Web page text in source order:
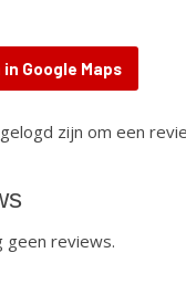
in Google Maps
zijn om een
geen reviews.